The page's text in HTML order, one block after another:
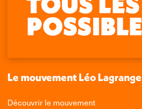
Facebook
s'ouvre
une
fenêtre
page
X
s'ouvre
une
fenêtre
page
LinkedIn
s'ouvre
une
fenêtre
page
Instagram
s'ouvre
une
nouvelle
fenêtre
Le mouvement Léo Lagrange
Découvrir le mouvement